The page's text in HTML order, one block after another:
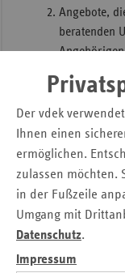
Der vdek
Ihnen einen
ermöglichen.
zulassen möchten.
in der Fußzeile
Umgang mit
Datenschutz.
Impressum
Angebote,
beratenden
dienen
Angebote,
der
Haushalt,
oder bei der
individuell
(Angebote